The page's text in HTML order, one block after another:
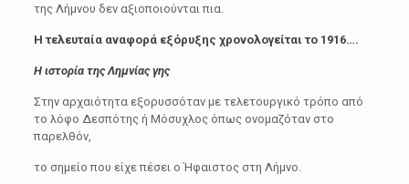
της Λήμνου δεν αξιοποιούνται πια.
Η τελευταία αναφορά εξόρυξης χρονολογείται το 1916….
Η ιστορία της Λημνίας γης
Στην αρχαιότητα εξορυσσόταν με τελετουργικό τρόπο από
το λόφο Δεσπότης ή Μόσυχλος όπως ονομαζόταν στο
παρελθόν,
το σημείο που είχε πέσει ο Ήφαιστος στη Λήμνο.